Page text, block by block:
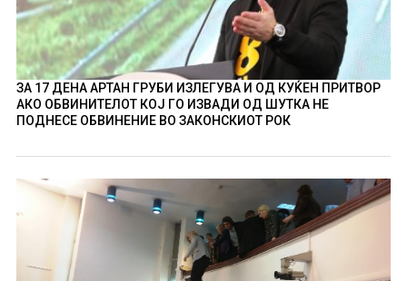
ЗА 17 ДЕНА АРТАН ГРУБИ ИЗЛЕГУВА И ОД КУЌЕН ПРИТВОР
АКО ОБВИНИТЕЛОТ КОЈ ГО ИЗВАДИ ОД ШУТКА НЕ
ПОДНЕСЕ ОБВИНЕНИЕ ВО ЗАКОНСКИОТ РОК